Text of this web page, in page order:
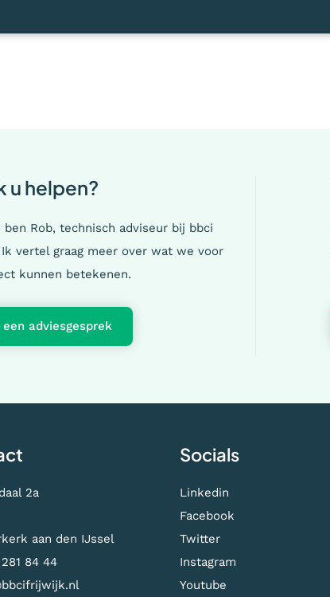
u helpen?
ben Rob, technisch adviseur bij bbci
vertel graag meer over wat we voor
kunnen betekenen.
een adviesgesprek
2a
aan den IJssel
84 44
Socials
Linkedin
Facebook
Twitter
Instagram
Youtube